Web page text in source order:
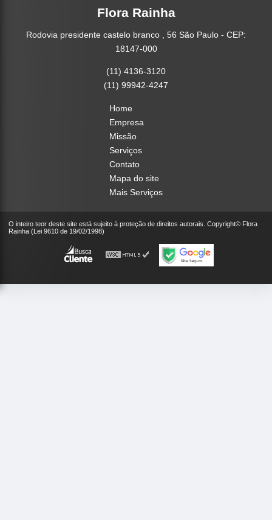
Flora Rainha
Rodovia presidente castelo branco , 56 São Paulo - CEP:
18147-000
(11) 4136-3120
(11) 99942-4247
Home
Empresa
Missão
Serviços
Contato
Mapa do site
Mais Serviços
O inteiro teor deste site está sujeito à proteção de direitos autorais. Copyright© Flora
Rainha (Lei 9610 de 19/02/1998)